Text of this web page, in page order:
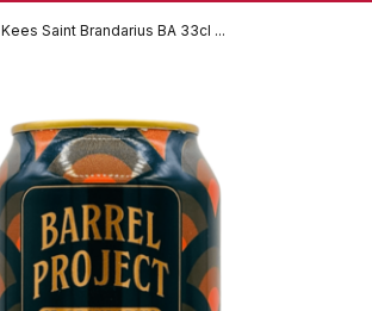
Kees Saint Brandarius BA 33cl ...